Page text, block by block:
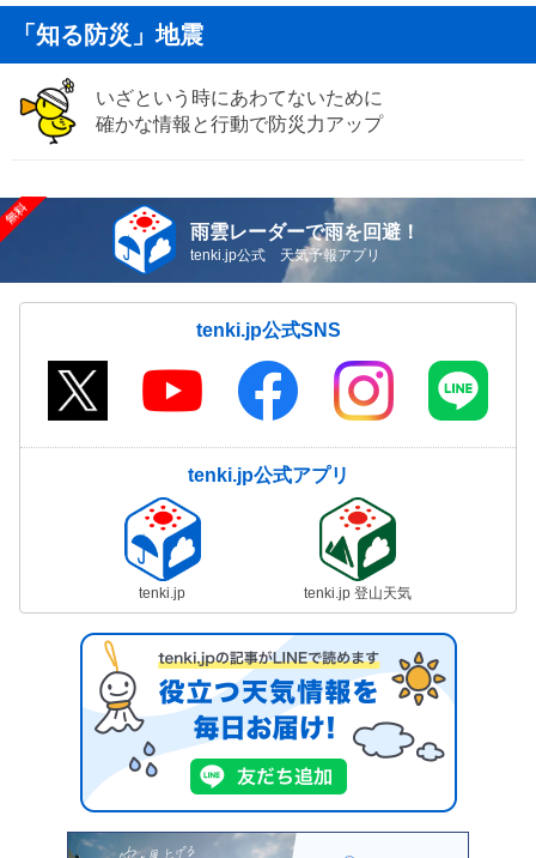
「知る防災」地震
いざという時にあわてないために
確かな情報と行動で防災力アップ
雨雲レーダーで雨を回避！
tenki.jp公式 天気予報アプリ
tenki.jp公式SNS
tenki.jp公式アプリ
tenki.jp tenki.jp 登山天気